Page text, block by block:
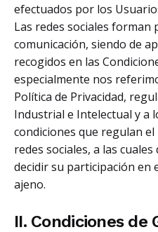
efectuados por los
Las redes sociales
comunicación, siendo de
recogidos en las
especialmente nos
Política de Privacidad,
Industrial e Intelectual y a
condiciones que regulan el
redes sociales, a las
decidir su participación en
ajeno.
II. Condiciones de